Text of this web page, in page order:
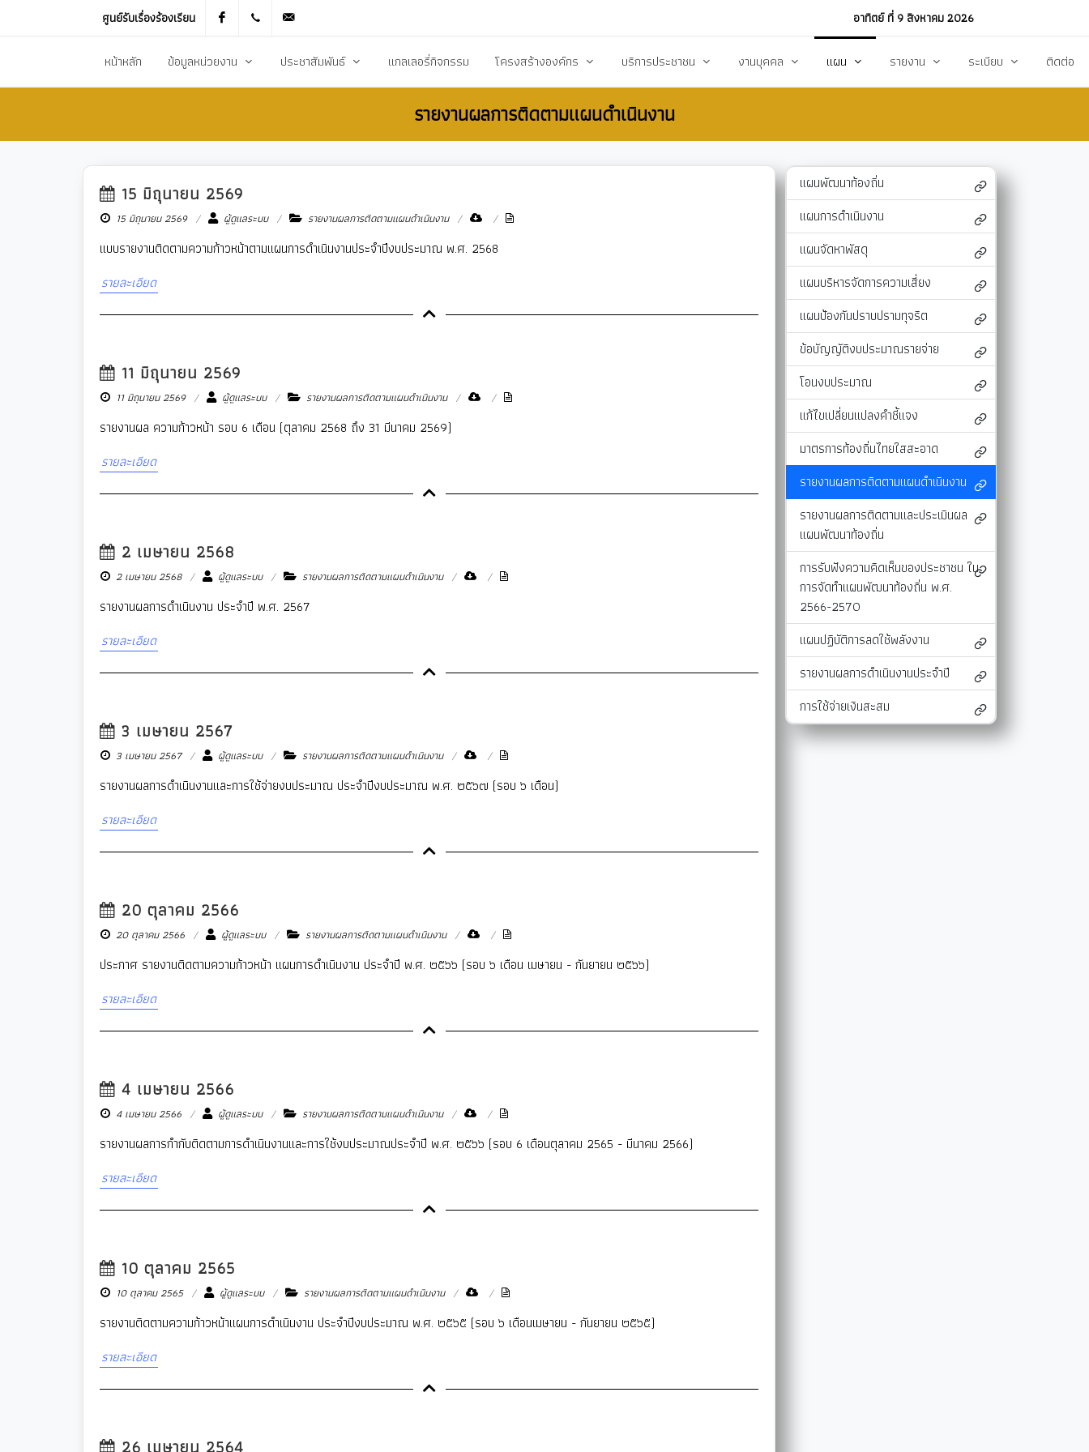
ศูนย์รับเรื่องร้องเรียน Facebook 021905536 อาทิตย์ ที่ 9 สิงหาคม 2026
หน้าหลัก ข้อมูลหน่วยงาน
ยุทธศาสตร์การพัฒนา
ประชาสัมพันธ์ แกลเลอรี่กิจกรรม โครงสร้างองค์กร
คณะผู้บริหาร
บริการประชาชน
คู่มือหรือมาตราฐานการปฏิบัติงาน
งานบุคคล แผน
แผนจัดหาพัสดุ
แผนบริหารจัดการความเสี่ยง
แผนป้องกันปราบปรามทุจริต
ข้อบัญญัติงบประมาณรายจ่าย
โอนงบประมาณ
แก้ไขเปลี่ยนแปลงคำชี้แจง
มาตรการท้องถิ่นไทยใสสะอาด
รายงานผลการติดตามแผนดำเนินงาน
รายงานผลการติดตามและประเมินผลแผนพัฒนาท้องถิ่น
การรับฟังความคิดเห็นของประชาชน ในการจัดทำแผนพัฒ
แผนปฏิบัติการลดใช้พลังงาน
รายงานผลการดำเนินงานประจำปี
การใช้จ่ายเงินสะสม
รายงาน
รายงานผลการปฏิบัติงาน
สรุปผลการจัดหาพัสดุรายเดือน (สขร.1)
รายงานสรุปผลการจัดซื้อจัดจ้างประจำปี (สข
รายงานการประชุมสภา
รายงานผลการสำรวจความพึงพอใจการให้บริ
สถิติ
มาตรการส่งเสริมคุณธรรมและความโปร่งใส
มาตรการป้องกันการละเว้นการปฏิบัติหน้าที่
รายงานผลการปฏิบัติงานตามนโยบายของนา
ระเบียบ ติดต่อ
รายงานผลการติดตามแผนดำเนินงาน
15 มิถุนายน 2569
15 มิถุนายน 2569 ผู้ดูแลระบบ รายงานผลการติดตามแผนดำเนินงาน
แบบรายงานติดตามความก้าวหน้าตามแผนการดำเนินงานประจำปีงบประมาณ พ.ศ. 2568
รายละเอียด
11 มิถุนายน 2569
11 มิถุนายน 2569 ผู้ดูแลระบบ รายงานผลการติดตามแผนดำเนินงาน
รายงานผล ความก้าวหน้า รอบ 6 เดือน (ตุลาคม 2568 ถึง 31 มีนาคม 2569)
รายละเอียด
2 เมษายน 2568
2 เมษายน 2568 ผู้ดูแลระบบ รายงานผลการติดตามแผนดำเนินงาน
รายงานผลการดำเนินงาน ประจำปี พ.ศ. 2567
รายละเอียด
3 เมษายน 2567
3 เมษายน 2567 ผู้ดูแลระบบ รายงานผลการติดตามแผนดำเนินงาน
รายงานผลการดำเนินงานและการใช้จ่ายงบประมาณ ประจำปีงบประมาณ พ.ศ. ๒๕๖๗ (รอบ ๖ เดือน)
รายละเอียด
20 ตุลาคม 2566
20 ตุลาคม 2566 ผู้ดูแลระบบ รายงานผลการติดตามแผนดำเนินงาน
ประกาศ รายงานติดตามความก้าวหน้า แผนการดำเนินงาน ประจำปี พ.ศ. ๒๕๖๖ (รอบ ๖ เดือน เมษายน - กันยายน ๒๕๖๖)
รายละเอียด
4 เมษายน 2566
4 เมษายน 2566 ผู้ดูแลระบบ รายงานผลการติดตามแผนดำเนินงาน
รายงานผลการกำกับติดตามการดำเนินงานและการใช้งบประมาณประจำปี พ.ศ. ๒๕๖๖ (รอบ 6 เดือนตุลาคม 2565 - มีนาคม 2566)
รายละเอียด
10 ตุลาคม 2565
10 ตุลาคม 2565 ผู้ดูแลระบบ รายงานผลการติดตามแผนดำเนินงาน
รายงานติดตามความก้าวหน้าแผนการดำเนินงาน ประจำปีงบประมาณ พ.ศ. ๒๕๖๕ (รอบ ๖ เดือนเมษายน - กันยายน ๒๕๖๕)
รายละเอียด
แผนพัฒนาท้องถิ่น
แผนการดำเนินงาน
แผนจัดหาพัสดุ
แผนบริหารจัดการความเสี่ยง
แผนป้องกันปราบปรามทุจริต
ข้อบัญญัติงบประมาณรายจ่าย
โอนงบประมาณ
แก้ไขเปลี่ยนแปลงคำชี้แจง
มาตรการท้องถิ่นไทยใสสะอาด
รายงานผลการติดตามแผนดำเนินงาน
รายงานผลการติดตามและประเมินผล
แผนพัฒนาท้องถิ่น
การรับฟังความคิดเห็นของประชาชน ใน
การจัดทำแผนพัฒนาท้องถิ่น พ.ศ.
2566-2570
แผนปฏิบัติการลดใช้พลังงาน
รายงานผลการดำเนินงานประจำปี
การใช้จ่ายเงินสะสม